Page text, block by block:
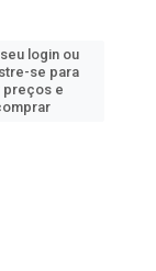
login ou
se para
preços e